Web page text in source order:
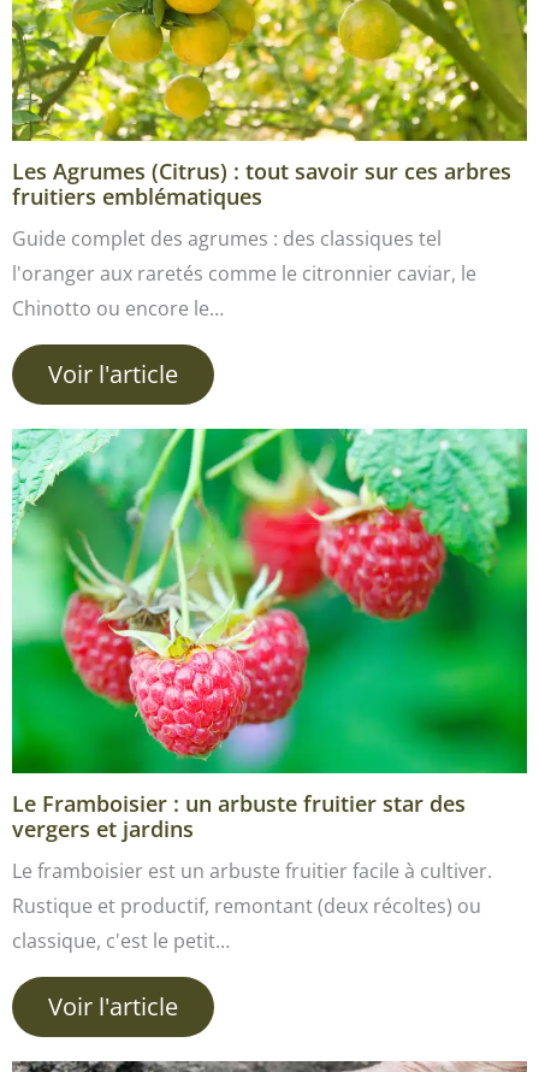
Les Agrumes (Citrus) : tout savoir sur ces arbres
fruitiers emblématiques
Guide complet des agrumes : des classiques tel
l'oranger aux raretés comme le citronnier caviar, le
Chinotto ou encore le…
Voir l'article
Le Framboisier : un arbuste fruitier star des
vergers et jardins
Le framboisier est un arbuste fruitier facile à cultiver.
Rustique et productif, remontant (deux récoltes) ou
classique, c'est le petit…
Voir l'article